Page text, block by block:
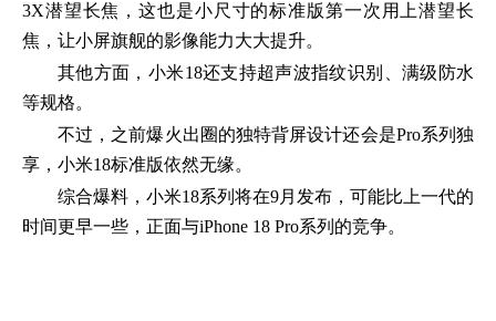
3X潜望长焦，这也是小尺寸的标准版第一次用上潜望长
焦，让小屏旗舰的影像能力大大提升。
其他方面，小米18还支持超声波指纹识别、满级防水
等规格。
不过，之前爆火出圈的独特背屏设计还会是Pro系列独
享，小米18标准版依然无缘。
综合爆料，小米18系列将在9月发布，可能比上一代的
时间更早一些，正面与iPhone 18 Pro系列的竞争。